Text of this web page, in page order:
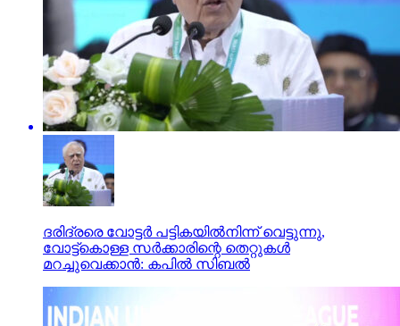
ദരിദ്രരെ വോട്ടര്‍ പട്ടികയില്‍നിന്ന് വെട്ടുന്നു,
വോട്ട്‌കൊള്ള സര്‍ക്കാരിന്റെ തെറ്റുകള്‍
മറച്ചുവെക്കാന്‍: കപില്‍ സിബല്‍